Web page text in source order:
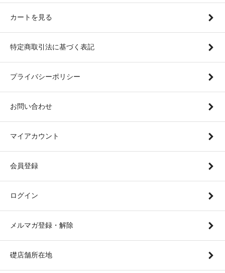
カートを見る
特定商取引法に基づく表記
プライバシーポリシー
お問い合わせ
マイアカウント
会員登録
ログイン
メルマガ登録・解除
礎店舗所在地